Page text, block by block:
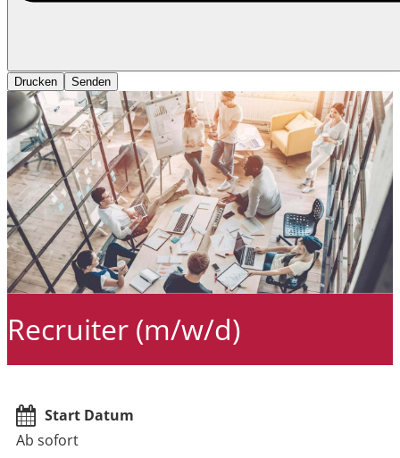
Drucken Senden
Recruiter (m/w/d)
Start Datum
Ab sofort